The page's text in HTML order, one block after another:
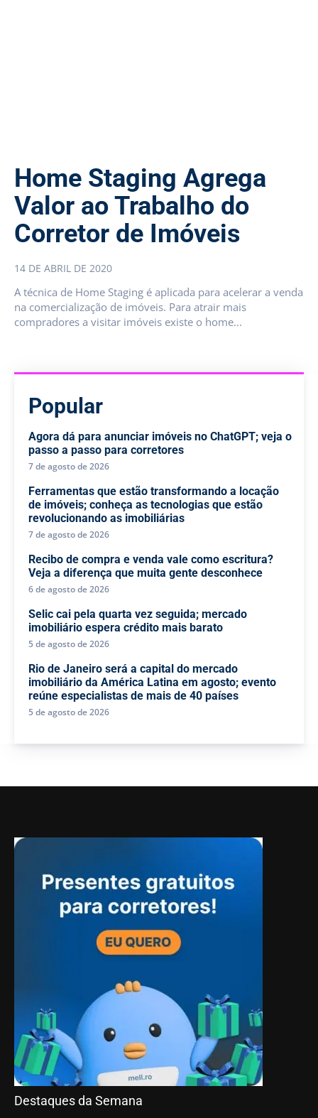
Home Staging Agrega
Valor ao Trabalho do
Corretor de Imóveis
14 DE ABRIL DE 2020
A técnica de Home Staging é aplicada para acelerar a venda
na comercialização de imóveis. Para atrair mais
compradores a visitar imóveis existe o home...
Popular
Agora dá para anunciar imóveis no ChatGPT; veja o
passo a passo para corretores
7 de agosto de 2026
Ferramentas que estão transformando a locação
de imóveis; conheça as tecnologias que estão
revolucionando as imobiliárias
7 de agosto de 2026
Recibo de compra e venda vale como escritura?
Veja a diferença que muita gente desconhece
6 de agosto de 2026
Selic cai pela quarta vez seguida; mercado
imobiliário espera crédito mais barato
5 de agosto de 2026
Rio de Janeiro será a capital do mercado
imobiliário da América Latina em agosto; evento
reúne especialistas de mais de 40 países
5 de agosto de 2026
Destaques da Semana